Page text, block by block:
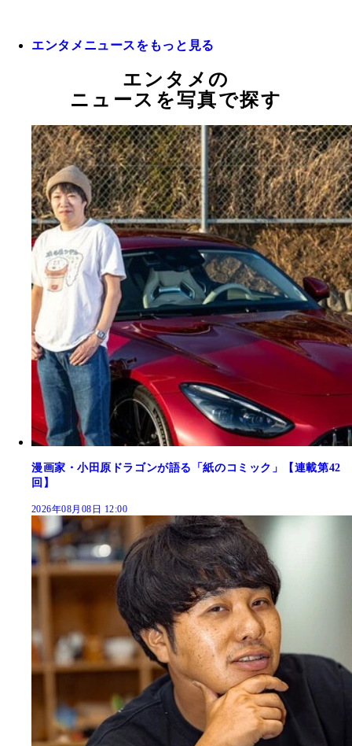
エンタメニュースをもっと見る
エンタメの
ニュースを写真で探す
漫画家・小田原ドラゴンが語る「紙のコミック」【連載第42
回】
2026年08月08日 12:00